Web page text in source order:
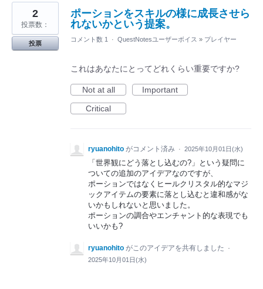
3
っ
た
ポーションをスキルの様に成長させら
れないかという提案。
2
投票数：
投票
コメント数 1 · QuestNotesユーザーボイス » プレイヤー
これはあなたにとってどれくらい重要ですか?
Not at all
Important
Critical
ryuanohito がコメント済み · 2025年10月01日(水)
「世界観にどう落とし込むの?」という疑問に
ついての追加のアイデアなのですが、
ポーションではなくヒールクリスタル的なマジ
ックアイテムの要素に落とし込むと違和感がな
いかもしれないと思いました。
ポーションの調合やエンチャント的な表現でも
いいかも?
ryuanohito がこのアイデアを共有しました ·
2025年10月01日(水)